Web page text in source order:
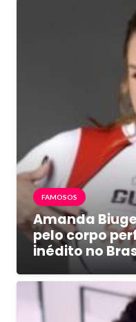
FAMOSOS
Amanda
pelo corpo
inédito no